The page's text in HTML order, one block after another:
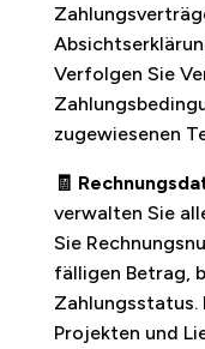
Verfolgen Sie
zugewiesenen
🧾
verwalten Sie
Sie
fälligen Betrag,
Zahlungsstatus.
Projekten und